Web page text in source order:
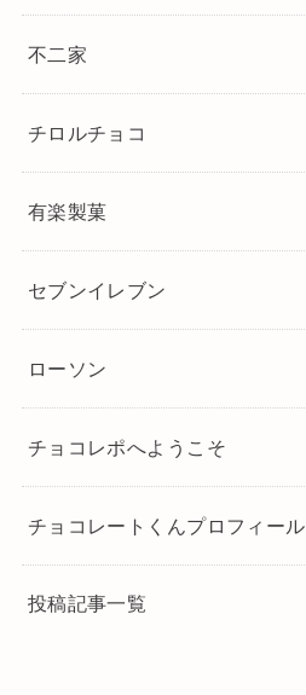
不二家
チロルチョコ
有楽製菓
セブンイレブン
ローソン
チョコレポへようこそ
チョコレートくんプロフィール
投稿記事一覧